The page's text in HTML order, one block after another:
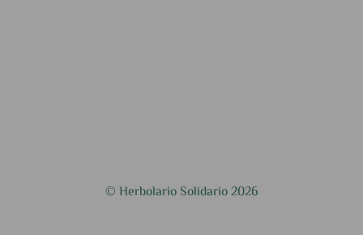
© Herbolario Solidario 2026